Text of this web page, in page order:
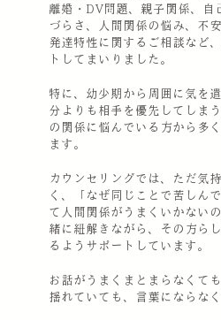
離婚・DV問題、親子関係、自
づらさ、人間関係の悩み、不
発達特性に関するご相談など
トしてまいりました。
特に、幼少期から周囲に気を
分よりも相手を優先してしま
の関係に悩んでいる方から多
ます。
カウンセリングでは、ただ気
く、「なぜ同じことで苦しん
て人間関係がうまくいかない
緒に紐解きながら、その方ら
るようサポートしています。
お話がうまくまとまらなくて
揺れていても、言葉にならな